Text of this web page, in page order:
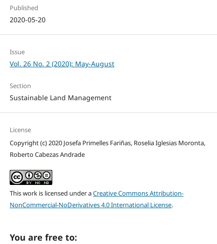
Published
2020-05-20
Issue
Vol. 26 No. 2 (2020): May-August
Section
Sustainable Land Management
License
Copyright (c) 2020 Josefa Primelles Fariñas, Roselia Iglesias Moronta,
Roberto Cabezas Andrade
This work is licensed under aCreative Commons Attribution-
NonCommercial-NoDerivatives 4.0 International License.
You are free to: